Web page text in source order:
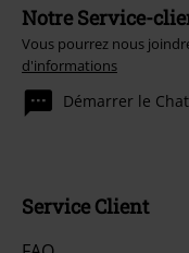
Notre Service-
Vous pourrez nous
d'informations
Démarrer le Chat
Service Client